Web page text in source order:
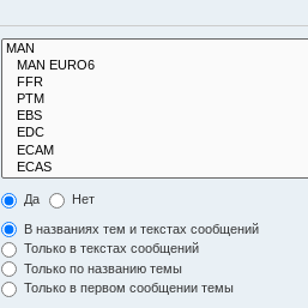
Да Нет
В названиях тем и текстах сообщений
Только в текстах сообщений
Только по названию темы
Только в первом сообщении темы